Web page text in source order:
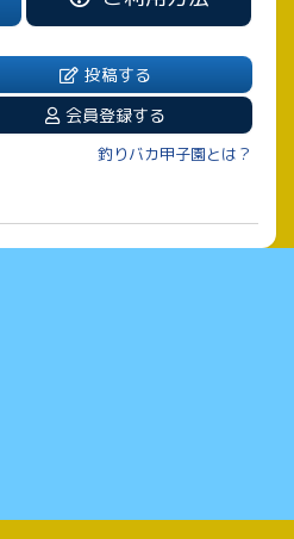
投稿する
会員登録する
釣りバカ甲子園とは？